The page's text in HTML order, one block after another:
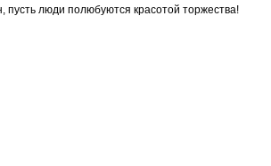
люди полюбуются красотой торжества!